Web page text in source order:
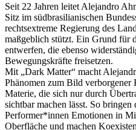
Seit 22 Jahren leitet Alejandro
Sitz im südbrasilianischen
rechtsextreme Regierung des
maßgeblich stützt. Ein Grund für
entwerfen, die ebenso
Bewegungskräfte freisetzen.
Mit „Dark Matter“ macht
Phänomen zum Bild verborgener
Materie, die sich nur durch
sichtbar machen lässt. So
Performer*innen Emotionen in
Oberfläche und machen